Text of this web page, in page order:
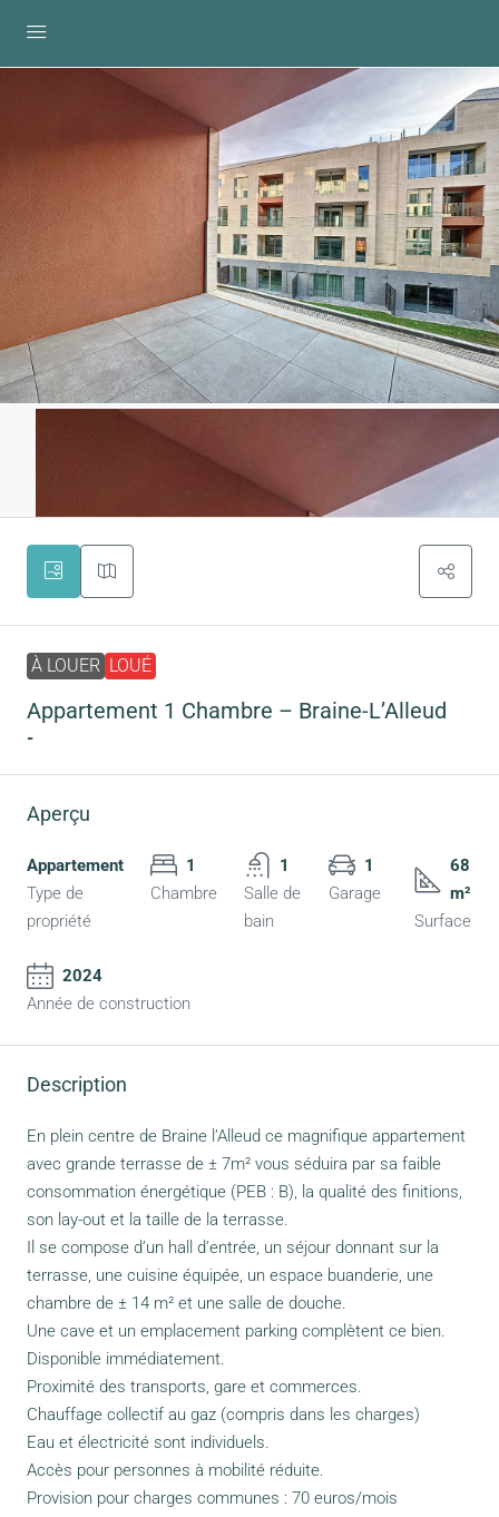
À LOUER LOUÉ
Appartement 1 Chambre – Braine-L’Alleud
-
Aperçu
Appartement
Type de
propriété
1
Chambre
1
Salle de
bain
1
Garage
68
m²
Surface
2024
Année de construction
Description
En plein centre de Braine l’Alleud ce magnifique appartement
avec grande terrasse de ± 7m² vous séduira par sa faible
consommation énergétique (PEB : B), la qualité des finitions,
son lay-out et la taille de la terrasse.
Il se compose d’un hall d’entrée, un séjour donnant sur la
terrasse, une cuisine équipée, un espace buanderie, une
chambre de ± 14 m² et une salle de douche.
Une cave et un emplacement parking complètent ce bien.
Disponible immédiatement.
Proximité des transports, gare et commerces.
Chauffage collectif au gaz (compris dans les charges)
Eau et électricité sont individuels.
Accès pour personnes à mobilité réduite.
Provision pour charges communes : 70 euros/mois